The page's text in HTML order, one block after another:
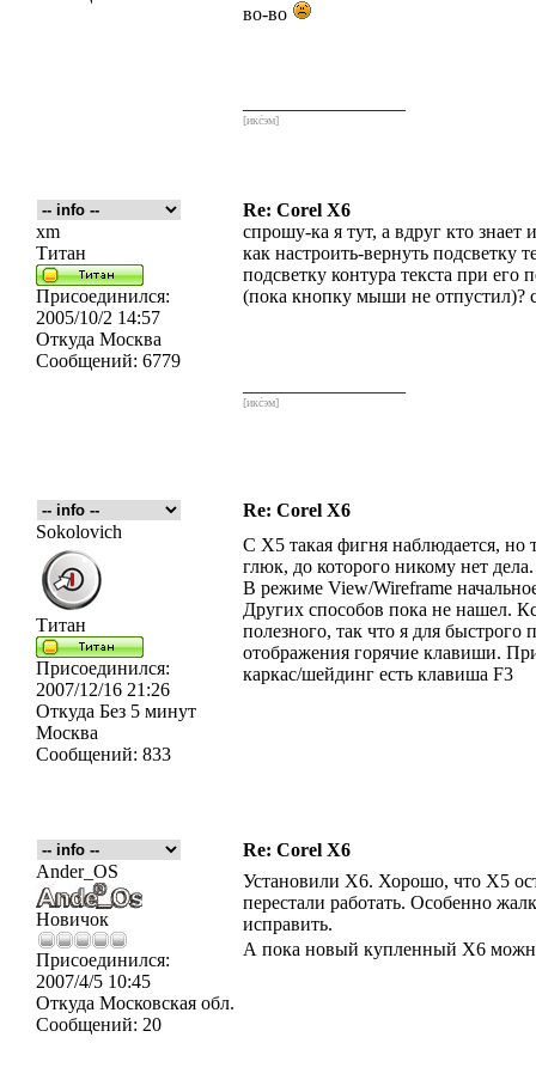
во-во
[икс́эм]
Re: Corel X6
xm
Титан
Присоединился:
2005/10/2 14:57
Откуда Москва
Сообщений: 6779
спрошу-ка я тут, а вдруг кто знает
как настроить-вернуть подсветку
подсветку контура текста при его
(пока кнопку мыши не отпустил)?
[икс́эм]
Re: Corel X6
Sokolovich
Титан
Присоединился:
2007/12/16 21:26
Откуда Без 5 минут
Москва
Сообщений: 833
С Х5 такая фигня наблюдается, но
глюк, до которого никому нет дела.
В режиме View/Wireframe
Других способов пока не нашел.
полезного, так что я для быстрого
отображения горячие клавиши.
каркас/шейдинг есть клавиша F3
Re: Corel X6
Ander_OS
Новичок
Присоединился:
2007/4/5 10:45
Откуда Московская обл.
Сообщений: 20
Установили Х6. Хорошо, что Х5
перестали работать. Особенно
исправить.
А пока новый купленный Х6